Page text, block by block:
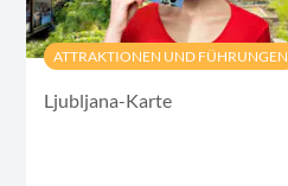
ATTRAKTIONEN UND FÜHRUNGEN
Ljubljana-Karte